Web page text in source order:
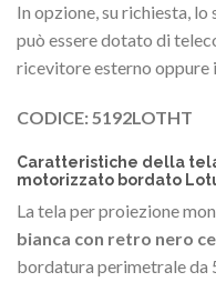
In opzione, su richiesta,
può essere dotato di
ricevitore esterno oppure
CODICE: 5192LOTHT
Caratteristiche della
motorizzato bordato
La tela per proiezione
bianca con retro nero
bordatura perimetrale da